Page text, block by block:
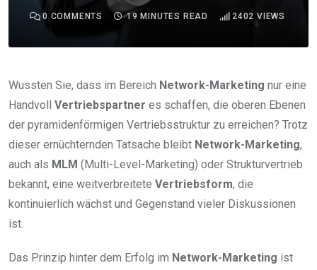
0 COMMENTS 19 MINUTES READ 2402 VIEWS
Wussten Sie, dass im Bereich Network-Marketing nur eine
Handvoll Vertriebspartner es schaffen, die oberen Ebenen
der pyramidenförmigen Vertriebsstruktur zu erreichen? Trotz
dieser ernüchternden Tatsache bleibt Network-Marketing,
auch als MLM (Multi-Level-Marketing) oder Strukturvertrieb
bekannt, eine weitverbreitete Vertriebsform, die
kontinuierlich wächst und Gegenstand vieler Diskussionen
ist.
Das Prinzip hinter dem Erfolg im Network-Marketing ist